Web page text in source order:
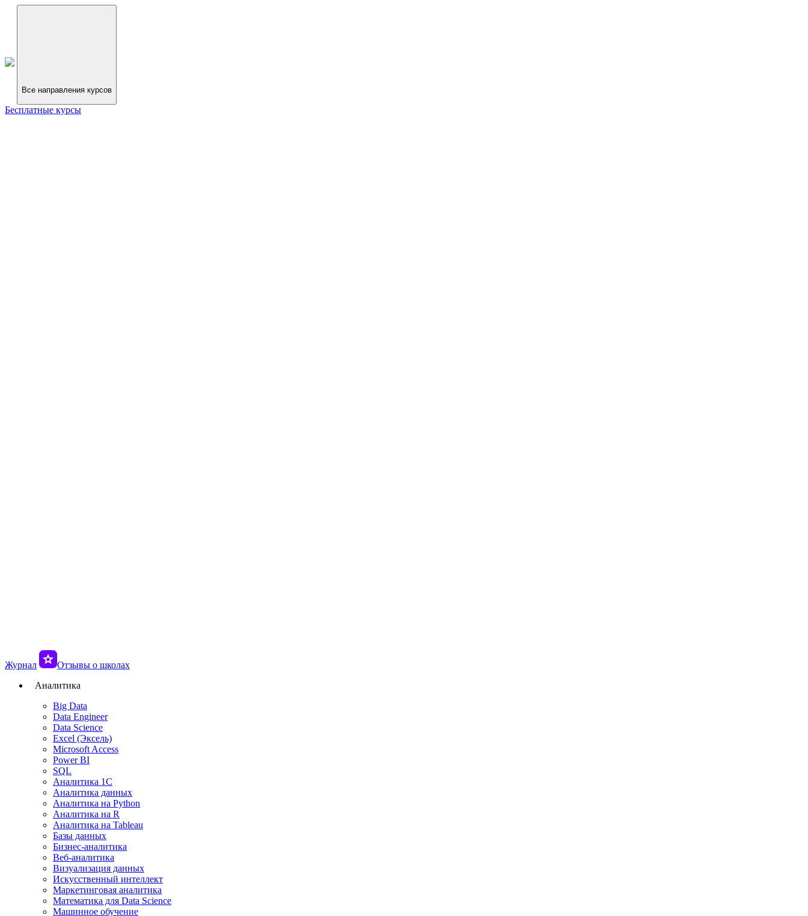
Все направления курсов
Бесплатные курсы
Журнал
Отзывы о школах
Аналитика
Big Data
Data Engineer
Data Science
Excel (Эксель)
Microsoft Access
Power BI
SQL
Аналитика 1C
Аналитика данных
Аналитика на Python
Аналитика на R
Аналитика на Tableau
Базы данных
Бизнес-аналитика
Веб-аналитика
Визуализация данных
Искусственный интеллект
Маркетинговая аналитика
Математика для Data Science
Машинное обучение